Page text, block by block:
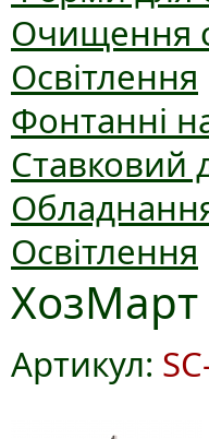
Очищення
Освітлення
Фонтанні
Ставковий
Освітлення
ХозМарт
Артикул: